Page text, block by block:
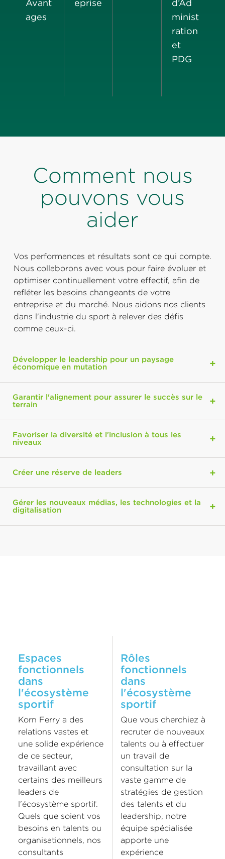
Avant
ages
eprise
d’Ad
minist
ration
et
PDG
Comment nous
pouvons vous
aider
Vos performances et résultats sont ce qui compte.
Nous collaborons avec vous pour faire évoluer et
optimiser continuellement votre effectif, afin de
refléter les besoins changeants de votre
entreprise et du marché. Nous aidons nos clients
dans l'industrie du sport à relever des défis
comme ceux-ci.
Développer le leadership pour un paysage
économique en mutation
Garantir l'alignement pour assurer le succès sur le
terrain
Favoriser la diversité et l'inclusion à tous les
niveaux
Créer une réserve de leaders
Gérer les nouveaux médias, les technologies et la
digitalisation
Espaces
fonctionnels
dans
l'écosystème
sportif
Korn Ferry a des
relations vastes et
une solide expérience
de ce secteur,
travaillant avec
certains des meilleurs
leaders de
l'écosystème sportif.
Quels que soient vos
besoins en talents ou
organisationnels, nos
consultants
Rôles
fonctionnels
dans
l'écosystème
sportif
Que vous cherchiez à
recruter de nouveaux
talents ou à effectuer
un travail de
consultation sur la
vaste gamme de
stratégies de gestion
des talents et du
leadership, notre
équipe spécialisée
apporte une
expérience